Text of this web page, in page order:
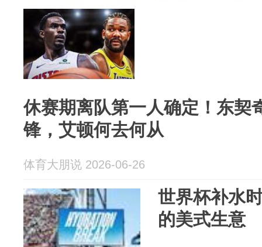
休赛期离队第一人确定！东契
锋，艾顿何去何从
体育大朋说 2026-06-26
世界杯补水
的美式生意